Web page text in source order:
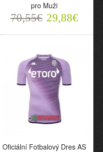
AS Monaco Domácí
2023-24 pro Muži
70,55€ 29,88€
pro Muži
70,55€ 29,88€
Oficiální Fotbalový Dres AS